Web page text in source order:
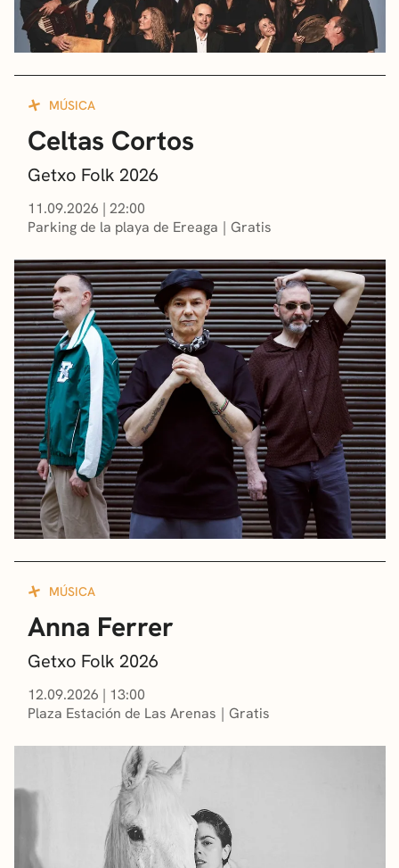
MÚSICA
Celtas Cortos
Getxo Folk 2026
11.09.2026 | 22:00
Parking de la playa de Ereaga
Gratis
MÚSICA
Anna Ferrer
Getxo Folk 2026
12.09.2026 | 13:00
Plaza Estación de Las Arenas
Gratis